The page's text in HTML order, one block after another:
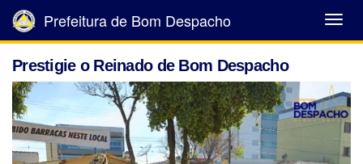
Abrir
Menu
Prefeitura de Bom Despacho
Prestigie o Reinado de Bom Despacho